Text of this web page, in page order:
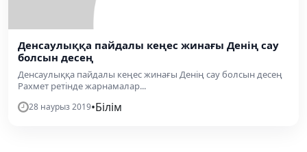
Денсаулыққа пайдалы кеңес жинағы Денің сау
болсын десең
Денсаулыққа пайдалы кеңес жинағы Денің сау болсын десең
Рахмет ретінде жарнамалар...
28 наурыз 2019•Білім